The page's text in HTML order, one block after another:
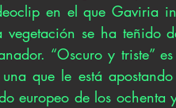
en el que Gaviria
vegetación se ha teñido
“Oscuro y triste”
que le está
europeo de los